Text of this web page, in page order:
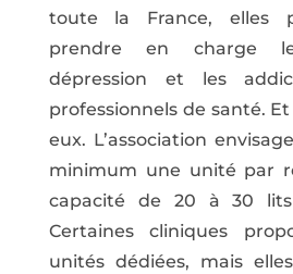
toute la France, elles
prendre en charge
dépression et les
professionnels de santé.
eux. L’association
minimum une unité par
capacité de 20 à 30 lits
Certaines cliniques
unités dédiées, mais